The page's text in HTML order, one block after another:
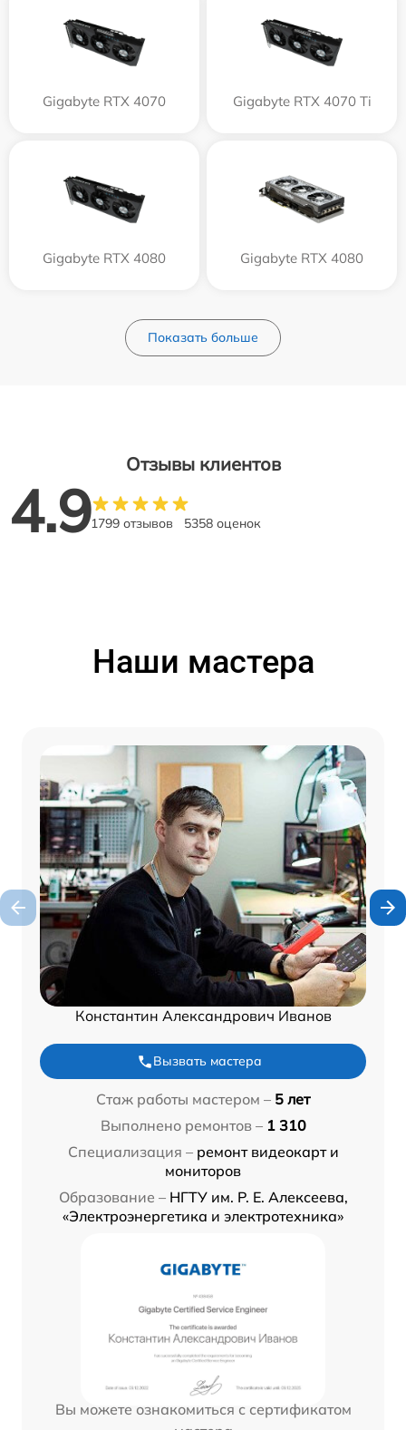
Gigabyte RTX 4070 Gigabyte RTX 4070 Ti
Gigabyte RTX 4080 Gigabyte RTX 4080
Показать больше
Отзывы клиентов
4.91799 отзывов 5358 оценок
Наши мастера
Константин Александрович Иванов
Вызвать мастера
Стаж работы мастером – 5 лет
Выполнено ремонтов – 1 310
Специализация – ремонт видеокарт и
мониторов
Образование – НГТУ им. Р. Е. Алексеева,
«Электроэнергетика и электротехника»
Вы можете ознакомиться с сертификатом